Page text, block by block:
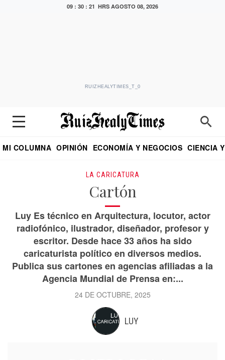
09 : 30 : 22 HRS AGOSTO 08, 2026
RUIZHEALYTIMES_T_0
MI COLUMNA OPINIÓN ECONOMÍA Y NEGOCIOS CIENCIA
LA CARICATURA
Cartón
Luy Es técnico en Arquitectura, locutor, actor
radiofónico, ilustrador, diseñador, profesor y
escritor. Desde hace 33 años ha sido
caricaturista político en diversos medios.
Publica sus cartones en agencias afiliadas a la
Agencia Mundial de Prensa en:...
24 DE OCTUBRE, 2025
LUY